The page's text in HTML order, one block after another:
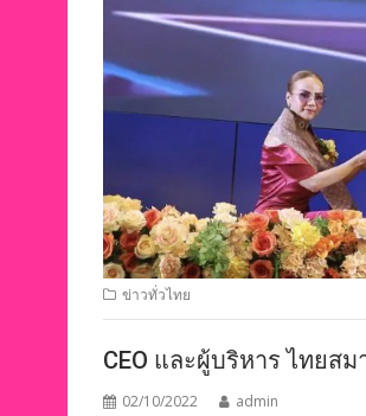
ข่าวทั่วไทย
CEO และผู้บริหาร ไทยส
02/10/2022 admin